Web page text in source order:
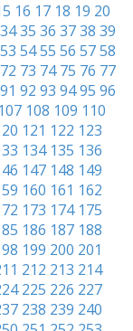
16 17 18 19 20
3435 36 3738 39
53 5455 56 5758
72 73 74 75 76 77
91 92 93 9495 96
107 108 109 110
121 122 123
134 135 136
147 148 149
160 161 162
173 174 175
186 187 188
199 200 201
212 213 214
225 226 227
238 239 240